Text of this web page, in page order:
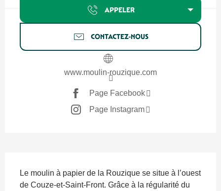
APPELER
CONTACTEZ-NOUS
www.moulin-rouzique.com
Page Facebook
Page Instagram
Le moulin à papier de la Rouzique se situe à l’ouest
de Couze-et-Saint-Front. Grâce à la régularité du